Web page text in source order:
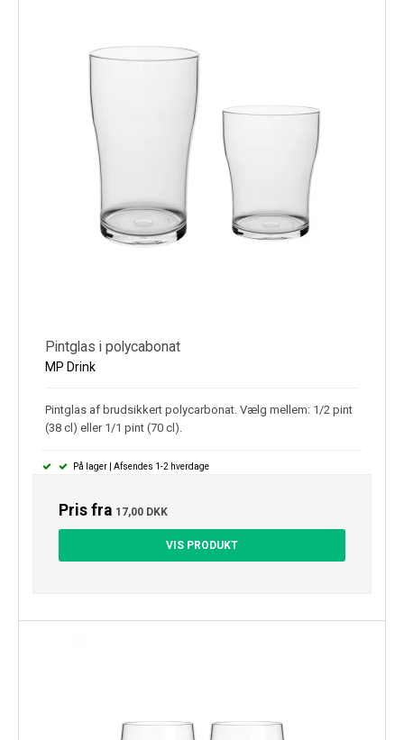
Pintglas i polycabonat
MP Drink
Pintglas af brudsikkert polycarbonat. Vælg mellem: 1/2 pint
(38 cl) eller 1/1 pint (70 cl).
På lager | Afsendes 1-2 hverdage
Pris fra 17,00 DKK
VIS PRODUKT